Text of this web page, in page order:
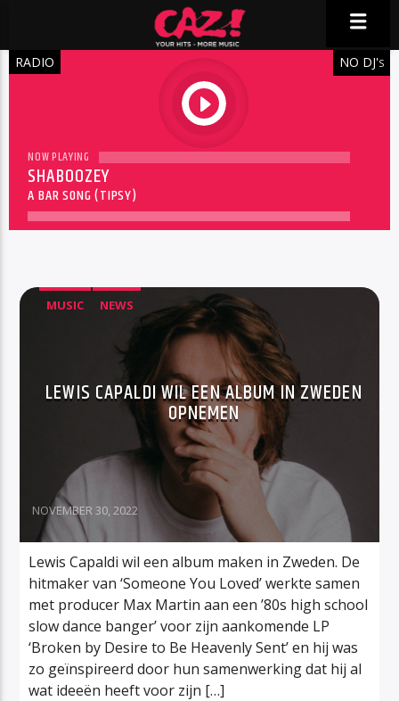
RADIO
play
NO DJ'S
NOW PLAYING
SHABOOZEY
A BAR SONG (TIPSY)
MUSIC NEWS
LEWIS CAPALDI WIL EEN ALBUM IN ZWEDEN
OPNEMEN
NOVEMBER 30, 2022
Lewis Capaldi wil een album maken in Zweden. De
hitmaker van ‘Someone You Loved’ werkte samen
met producer Max Martin aan een ’80s high school
slow dance banger’ voor zijn aankomende LP
‘Broken by Desire to Be Heavenly Sent’ en hij was
zo geïnspireerd door hun samenwerking dat hij al
wat ideeën heeft voor zijn […]